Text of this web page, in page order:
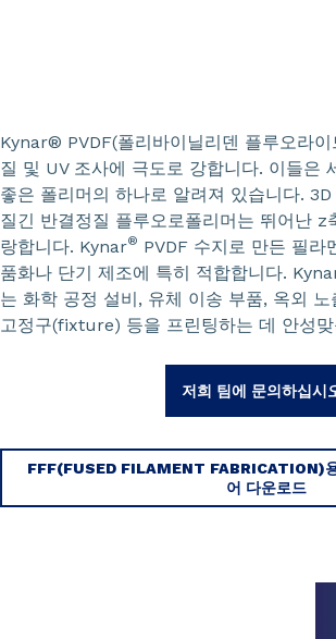
Kynar® PVDF(폴리바이닐리덴 플루오라
질 및 UV 조사에 극도로 강합니다. 이들은
좋은 폴리머의 하나로 알려져 있습니다.
질긴 반결정질 플루오로폴리머는 뛰어난
랑합니다. Kynar® PVDF 수지로 만든 필라
품화나 단기 제조에 특히 적합합니다.
는 화학 공정 설비, 유체 이송 부품, 옥외
고정구(fixture) 등을 프린팅하는 데 안성맞
저희 팀에 문의하십시
FFF(FUSED FILAMENT FABRICATION)
어 다운로드